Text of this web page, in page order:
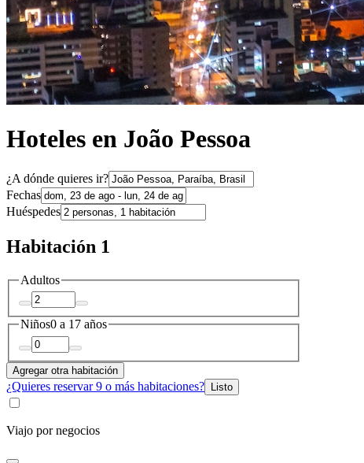
Hoteles en João Pessoa
¿A dónde quieres ir?
Fechas
Huéspedes
Habitación 1
Adultos
Niños0 a 17 años
Agregar otra habitación
¿Quieres reservar 9 o más habitaciones? Listo
Viajo por negocios